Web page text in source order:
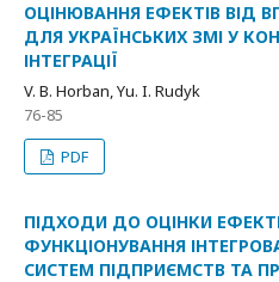
ОЦІНЮВАННЯ ЕФЕКТІВ ВІД
ДЛЯ УКРАЇНСЬКИХ ЗМІ У
ІНТЕГРАЦІЇ
V. B. Horban, Yu. I. Rudyk
76-85
PDF
ПІДХОДИ ДО ОЦІНКИ
ФУНКЦІОНУВАННЯ
СИСТЕМ ПІДПРИЄМСТВ ТА